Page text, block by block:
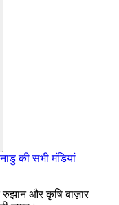
की सभी मंडियां
रुझान और कृषि बाज़ार